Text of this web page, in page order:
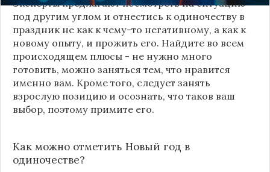
Эксперты предлагают посмотреть на ситуацию
под другим углом и отнестись к одиночеству в
праздник не как к чему-то негативному, а как к
новому опыту, и прожить его. Найдите во всем
происходящем плюсы - не нужно много
готовить, можно заняться тем, что нравится
именно вам. Кроме того, следует занять
взрослую позицию и осознать, что таков ваш
выбор, поэтому примите его.
Как можно отметить Новый год в
одиночестве?